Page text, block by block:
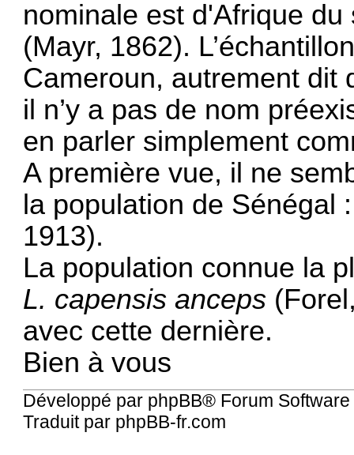
nominale est d'Afrique du
(Mayr, 1862).
Cameroun, autrement dit
il n’y a pas de nom
en parler simplement
A première vue, il ne
la population de Sénégal
1913).
La population connue la
L. capensis anceps
avec cette dernière.
Bien à vous
Développé par phpBB® Forum
Traduit par phpBB-fr.com